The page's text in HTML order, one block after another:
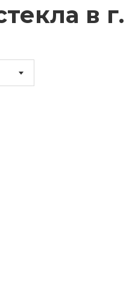
в г.